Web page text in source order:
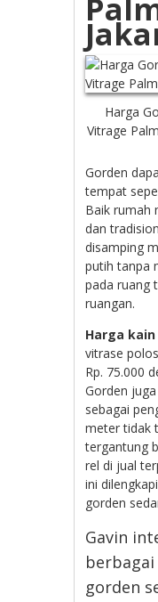
Harga
Vitrage
Gorden
tempat
Baik rumah
dan
disamping
putih tanpa
pada ruang
ruangan.
Harga
vitrase
Rp. 75.000
Gorden
sebagai
meter tidak
tergantung
rel di jual
ini
gorden
Gavin
gorden